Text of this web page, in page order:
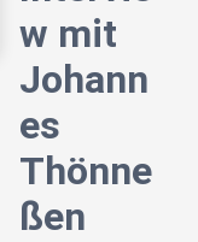
w mit
Johann
es
Thönne
ßen